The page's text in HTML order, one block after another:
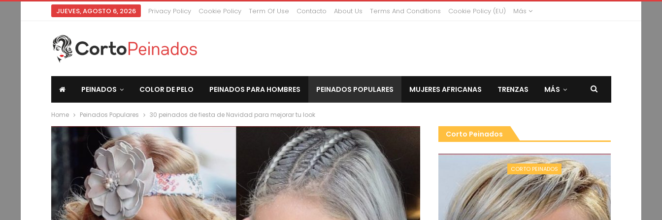
JUEVES, AGOSTO 6, 2026 Privacy Policy Cookie Policy Term Of Use Contacto About Us Terms And Conditions Cookie Policy (EU) Más
PEINADOS COLOR DE PELO PEINADOS PARA HOMBRES PEINADOS POPULARES MUJERES AFRICANAS TRENZAS MÁS
Home Peinados Populares 30 peinados de fiesta de Navidad para mejorar tu look
Corto Peinados
CORTO PEINADOS CORTO PEINADOS CORTO PEINADOS